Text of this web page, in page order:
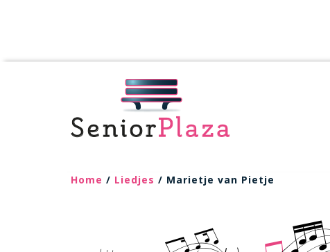
Home / Liedjes / Marietje van Pietje